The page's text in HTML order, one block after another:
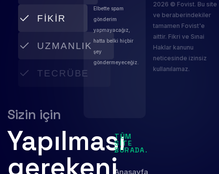
Sizin için
Yapılması
FIKIR
UZMANLIK
TECRÜBE
Elbette spam
gönderim
yapmayacağız,
hatta belki hiçbir
şey
göndermeyeceğiz.
TÜM
SITE
BURADA.
Anasayfa
2026 © Fovist. Bu site
ve beraberindekiler
tamamen Fovist'e
aittir. Fikri ve Sınai
Haklar kanunu
neticesinde izinsiz
kullanılamaz.